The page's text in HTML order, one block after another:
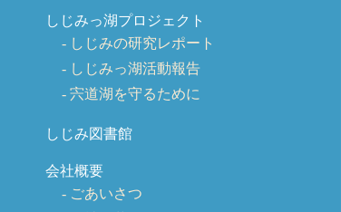
しじみっ湖プロジェクト
しじみの研究レポート
しじみっ湖活動報告
宍道湖を守るために
しじみ図書館
会社概要
ごあいさつ